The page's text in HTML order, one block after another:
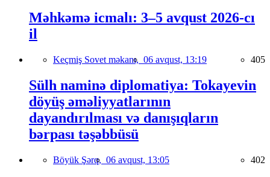
Məhkəmə icmalı: 3–5 avqust 2026-cı
il
Keçmiş Sovet məkanı, 06 avqust, 13:19 405
Sülh naminə diplomatiya: Tokayevin
döyüş əməliyyatlarının
dayandırılması və danışıqların
bərpası təşəbbüsü
Böyük Şərq, 06 avqust, 13:05 402